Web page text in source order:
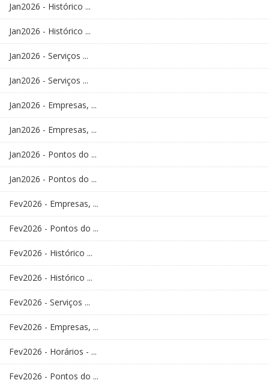
Jan2026 - Histórico ...
Jan2026 - Histórico ...
Jan2026 - Serviços ...
Jan2026 - Serviços ...
Jan2026 - Empresas, ...
Jan2026 - Empresas, ...
Jan2026 - Pontos do ...
Jan2026 - Pontos do ...
Fev2026 - Empresas, ...
Fev2026 - Pontos do ...
Fev2026 - Histórico ...
Fev2026 - Histórico ...
Fev2026 - Serviços ...
Fev2026 - Empresas, ...
Fev2026 - Horários - ...
Fev2026 - Pontos do ...